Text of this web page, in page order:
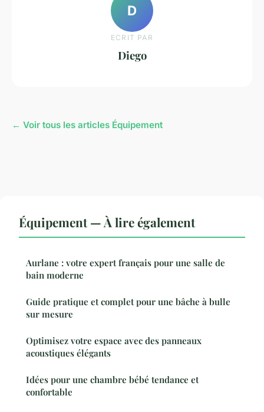
D
ECRIT PAR
Diego
← Voir tous les articles Équipement
Équipement — À lire également
Aurlane : votre expert français pour une salle de
bain moderne
Guide pratique et complet pour une bâche à bulle
sur mesure
Optimisez votre espace avec des panneaux
acoustiques élégants
Idées pour une chambre bébé tendance et
confortable